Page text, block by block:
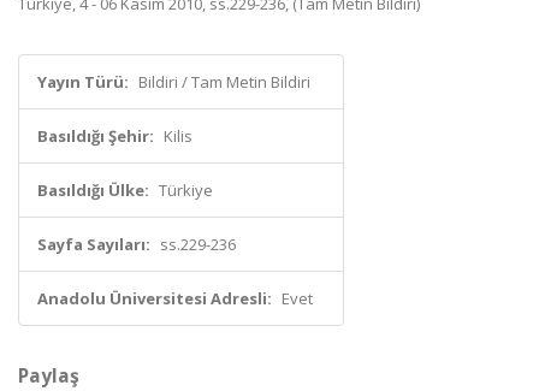
Yayın Türü: Bildiri / Tam Metin Bildiri
Basıldığı Şehir: Kilis
Basıldığı Ülke: Türkiye
Sayfa Sayıları: ss.229-236
Anadolu Üniversitesi Adresli: Evet
Paylaş